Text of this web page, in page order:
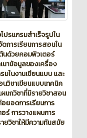
รแกรมสำเร็จรูปใน
การเรียนการสอนใน
นด้วยคอมพิวเตอร์
นาข้อมูลของเครื่อง
ในงานเขียนแบบ และ
วิชาเขียนแบบเทคนิค
นกวิชาที่มีรายวิชาสอน
ยอดการเรียนการ
ร์ การวางแผนการ
วิชาให้มีความทันสมัย